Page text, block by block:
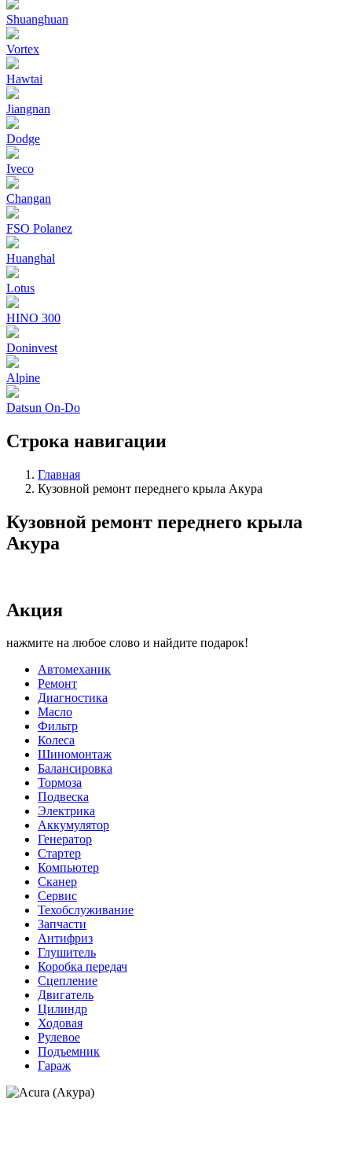
Shuanghuan
Vortex
Hawtai
Jiangnan
Dodge
Iveco
Changan
FSO Polanez
Huanghal
Lotus
HINO 300
Doninvest
Alpine
Datsun On-Do
Строка навигации
Главная
Кузовной ремонт переднего крыла Акура
Кузовной ремонт переднего крыла
Акура
Акция
нажмите на любое слово и найдите подарок!
Автомеханик
Ремонт
Диагностика
Масло
Фильтр
Колеса
Шиномонтаж
Балансировка
Тормоза
Подвеска
Электрика
Аккумулятор
Генератор
Стартер
Компьютер
Сканер
Сервис
Техобслуживание
Запчасти
Антифриз
Глушитель
Коробка передач
Сцепление
Двигатель
Цилиндр
Ходовая
Рулевое
Подъемник
Гараж